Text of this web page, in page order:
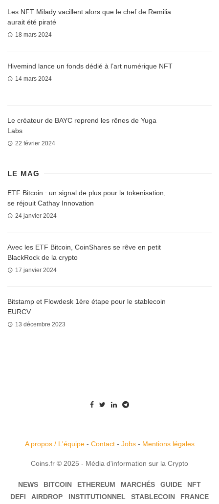
Les NFT Milady vacillent alors que le chef de Remilia
aurait été piraté
18 mars 2024
Hivemind lance un fonds dédié à l’art numérique NFT
14 mars 2024
Le créateur de BAYC reprend les rênes de Yuga
Labs
22 février 2024
LE MAG
ETF Bitcoin : un signal de plus pour la tokenisation,
se réjouit Cathay Innovation
24 janvier 2024
Avec les ETF Bitcoin, CoinShares se rêve en petit
BlackRock de la crypto
17 janvier 2024
Bitstamp et Flowdesk 1ère étape pour le stablecoin
EURCV
13 décembre 2023
A propos / L'équipe- Contact- Jobs- Mentions légales
Coins.fr © 2025 - Média d'information sur la Crypto
NEWS BITCOIN ETHEREUM MARCHÉS GUIDE
NFT
DEFI
AIRDROP INSTITUTIONNEL STABLECOIN FRANCE